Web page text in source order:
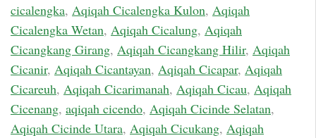
cicalengka, Aqiqah Cicalengka Kulon, Aqiqah
Cicalengka Wetan, Aqiqah Cicalung, Aqiqah
Cicangkang Girang, Aqiqah Cicangkang Hilir, Aqiqah
Cicanir, Aqiqah Cicantayan, Aqiqah Cicapar, Aqiqah
Cicareuh, Aqiqah Cicarimanah, Aqiqah Cicau, Aqiqah
Cicenang, aqiqah cicendo, Aqiqah Cicinde Selatan,
Aqiqah Cicinde Utara, Aqiqah Cicukang, Aqiqah